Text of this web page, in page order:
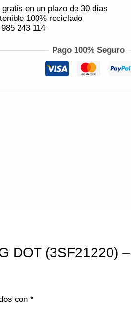
en un plazo de 30 días
100% reciclado
243 114
Pago 100% Seguro
DOT (3SF21220) –
con*